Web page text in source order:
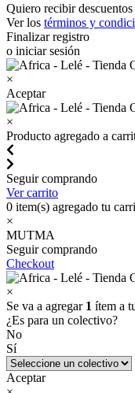
Quiero recibir
Ver los términos y
Finalizar registro
o iniciar sesión
×
Aceptar
×
Producto agregado a
Seguir comprando
Ver carrito
0 item(s) agregado tu
×
MUTMA
Seguir comprando
Checkout
×
Se va a agregar 1 ítem a
¿Es para un colectivo?
No
Sí
Aceptar